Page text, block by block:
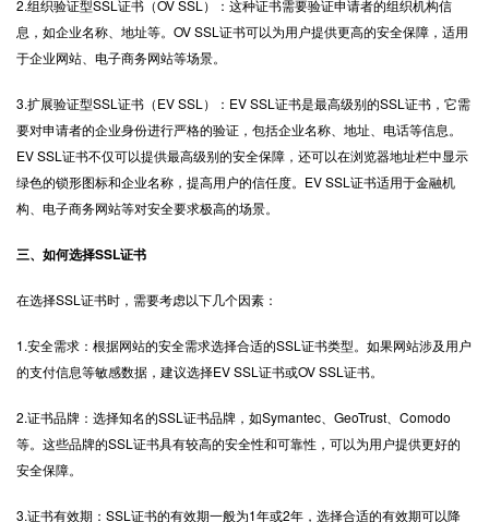
2.组织验证型SSL证书（OV SSL）：这种证书需要验证申请者的组织机构信
息，如企业名称、地址等。OV SSL证书可以为用户提供更高的安全保障，适用
于企业网站、电子商务网站等场景。
3.扩展验证型SSL证书（EV SSL）：EV SSL证书是最高级别的SSL证书，它需
要对申请者的企业身份进行严格的验证，包括企业名称、地址、电话等信息。
EV SSL证书不仅可以提供最高级别的安全保障，还可以在浏览器地址栏中显示
绿色的锁形图标和企业名称，提高用户的信任度。EV SSL证书适用于金融机
构、电子商务网站等对安全要求极高的场景。
三、如何选择SSL证书
在选择SSL证书时，需要考虑以下几个因素：
1.安全需求：根据网站的安全需求选择合适的SSL证书类型。如果网站涉及用户
的支付信息等敏感数据，建议选择EV SSL证书或OV SSL证书。
2.证书品牌：选择知名的SSL证书品牌，如Symantec、GeoTrust、Comodo
等。这些品牌的SSL证书具有较高的安全性和可靠性，可以为用户提供更好的
安全保障。
3.证书有效期：SSL证书的有效期一般为1年或2年，选择合适的有效期可以降